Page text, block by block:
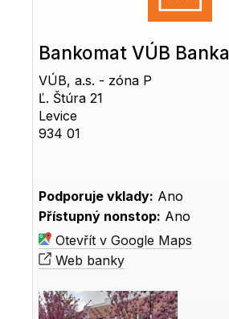
Bankomat VÚB Banka
VÚB, a.s. - zóna P
Ľ. Štúra 21
Levice
934 01
Podporuje vklady: Ano
Přístupný nonstop: Ano
Otevřít v Google Maps
Web banky